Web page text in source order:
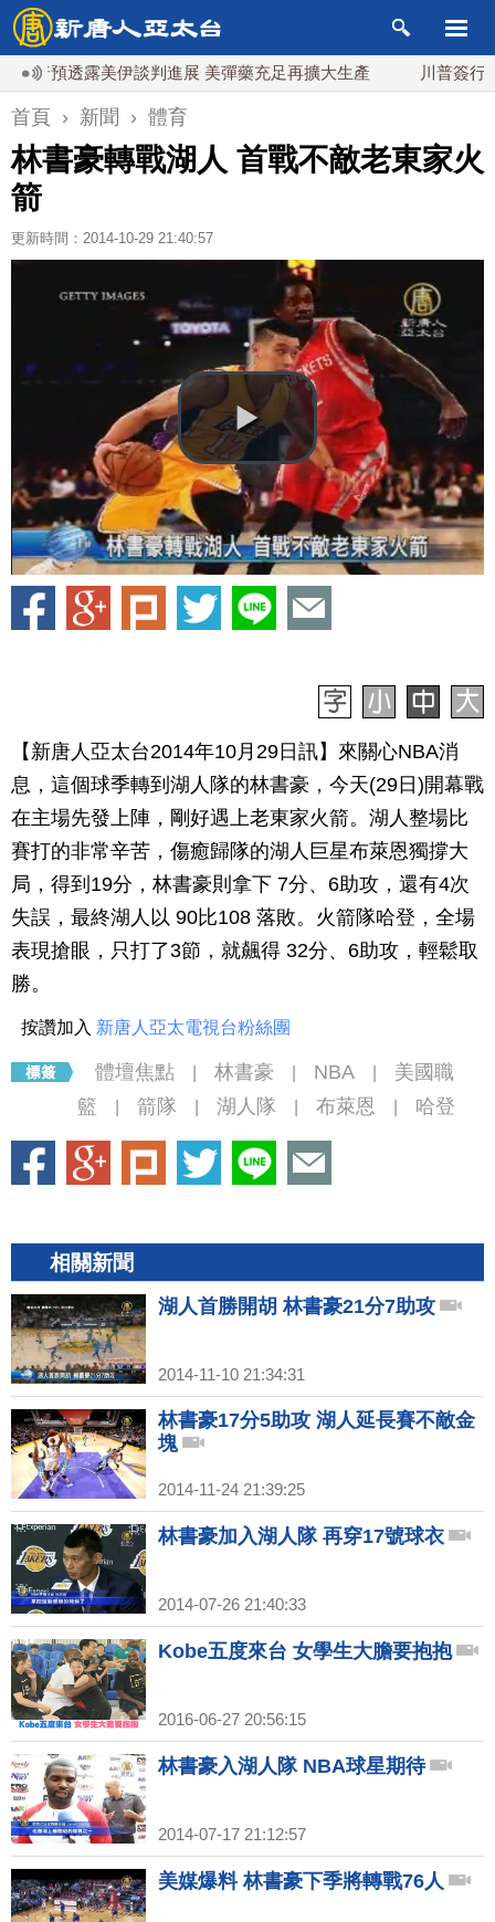
預透露美伊談判進展 美彈藥充足再擴大生產 川普簽行政令
首頁 › 新聞 › 體育
林書豪轉戰湖人 首戰不敵老東家火
箭
更新時間：2014-10-29 21:40:57
【新唐人亞太台2014年10月29日訊】來關心NBA消
息，這個球季轉到湖人隊的林書豪，今天(29日)開幕戰
在主場先發上陣，剛好遇上老東家火箭。湖人整場比
賽打的非常辛苦，傷癒歸隊的湖人巨星布萊恩獨撐大
局，得到19分，林書豪則拿下 7分、6助攻，還有4次
失誤，最終湖人以 90比108 落敗。火箭隊哈登，全場
表現搶眼，只打了3節，就飆得 32分、6助攻，輕鬆取
勝。
按讚加入 新唐人亞太電視台粉絲團
體壇焦點 林書豪 NBA
美國職
籃
箭隊 湖人隊 布萊恩 哈登
相關新聞
湖人首勝開胡 林書豪21分7助攻
2014-11-10 21:34:31
林書豪17分5助攻 湖人延長賽不敵金
塊
2014-11-24 21:39:25
林書豪加入湖人隊 再穿17號球衣
2014-07-26 21:40:33
Kobe五度來台 女學生大膽要抱抱
2016-06-27 20:56:15
林書豪入湖人隊 NBA球星期待
2014-07-17 21:12:57
美媒爆料 林書豪下季將轉戰76人